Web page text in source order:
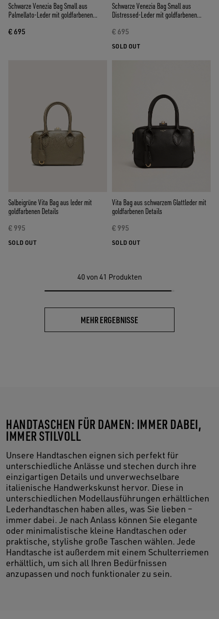
Schwarze Venezia Bag Small aus
Palmellato-Leder mit goldfarbenen
€ 695
Schwarze Venezia Bag Small aus
Distressed-Leder mit goldfarbenen
€ 695
SOLD OUT
Salbeigrüne Vita Bag aus leder mit
goldfarbenen Details
€ 995
SOLD OUT
Vita Bag aus schwarzem Glattleder mit
goldfarbenen Details
€ 995
SOLD OUT
40 von 41 Produkten
MEHR ERGEBNISSE
HANDTASCHEN FÜR DAMEN: IMMER DABEI,
IMMER STILVOLL
Unsere Handtaschen eignen sich perfekt für
unterschiedliche Anlässe und stechen durch ihre
einzigartigen Details und unverwechselbare
italienische Handwerkskunst hervor. Diese in
unterschiedlichen Modellausführungen erhältlichen
Lederhandtaschen haben alles, was Sie lieben –
immer dabei. Je nach Anlass können Sie elegante
oder minimalistische kleine Handtaschen oder
praktische, stylishe große Taschen wählen. Jede
Handtasche ist außerdem mit einem Schulterriemen
erhältlich, um sich all Ihren Bedürfnissen
anzupassen und noch funktionaler zu sein.